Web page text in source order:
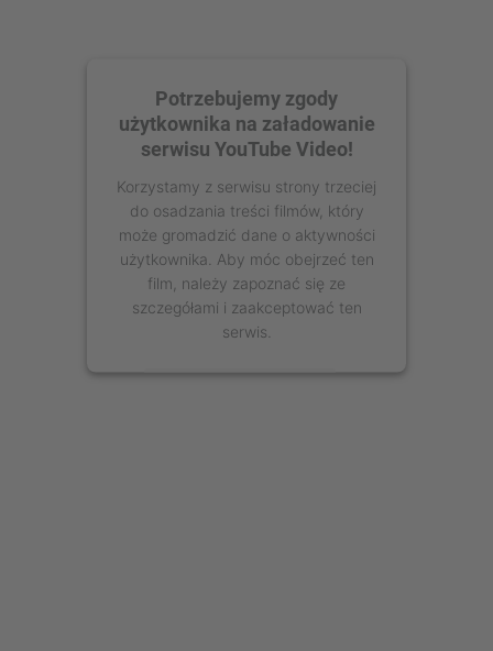
Potrzebujemy zgody
użytkownika na załadowanie
serwisu YouTube Video!
Korzystamy z serwisu strony trzeciej
do osadzania treści filmów, który
może gromadzić dane o aktywności
użytkownika. Aby móc obejrzeć ten
film, należy zapoznać się ze
szczegółami i zaakceptować ten
serwis.